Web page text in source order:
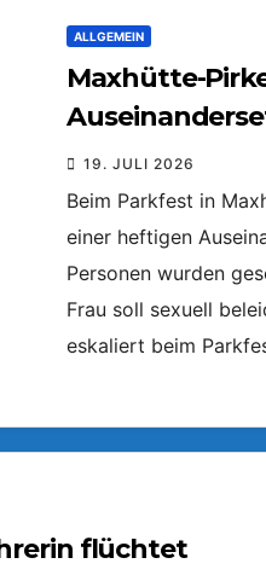
ALLGEMEIN
Maxhütte-
Parkfest
19. JULI 2026
Beim Parkfest in
einer heftigen
Personen wurden
Frau soll sexuell
eskaliert beim
flüchtet